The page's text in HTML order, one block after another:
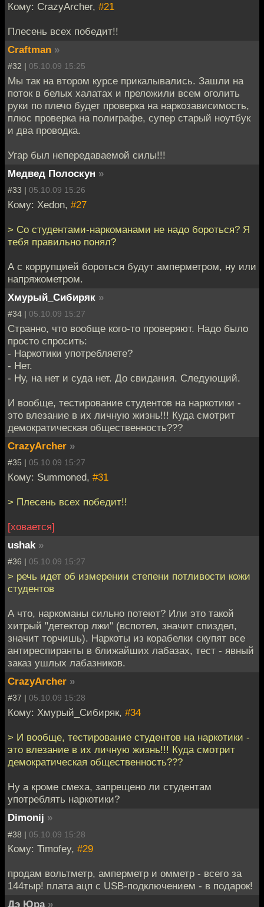
Кому: CrazyArcher, #21
Плесень всех победит!!
Craftman »
#32 | 05.10.09 15:25
Мы так на втором курсе прикалывались. Зашли на
поток в белых халатах и преложили всем оголить
руки по плечо будет проверка на наркозависимость,
плюс проверка на полиграфе, супер старый ноутбук
и два проводка.
Угар был непередаваемой силы!!!
Медвед Полоскун »
#33 | 05.10.09 15:26
Кому: Xedon, #27
> Cо студентами-наркоманами не надо бороться? Я
тебя правильно понял?
А с коррупцией бороться будут амперметром, ну или
напряжометром.
Хмурый_Сибиряк »
#34 | 05.10.09 15:27
Странно, что вообще кого-то проверяют. Надо было
просто спросить:
- Наркотики употребляете?
- Нет.
- Ну, на нет и суда нет. До свидания. Следующий.
И вообще, тестирование студентов на наркотики -
это влезание в их личную жизнь!!! Куда смотрит
демократическая общественность???
CrazyArcher »
#35 | 05.10.09 15:27
Кому: Summoned, #31
> Плесень всех победит!!
[ховается]
ushak »
#36 | 05.10.09 15:27
> речь идет об измерении степени потливости кожи
студентов
А что, наркоманы сильно потеют? Или это такой
хитрый "детектор лжи" (вспотел, значит спиздел,
значит торчишь). Наркоты из корабелки скупят все
антиреспиранты в ближайших лабазах, тест - явный
заказ ушлых лабазников.
CrazyArcher »
#37 | 05.10.09 15:28
Кому: Хмурый_Сибиряк, #34
> И вообще, тестирование студентов на наркотики -
это влезание в их личную жизнь!!! Куда смотрит
демократическая общественность???
Ну а кроме смеха, запрещено ли студентам
употреблять наркотики?
Dimonij »
#38 | 05.10.09 15:28
Кому: Timofey, #29
продам вольтметр, амперметр и омметр - всего за
144тыр! плата ацп с USB-подключением - в подарок!
Дэ Юра »